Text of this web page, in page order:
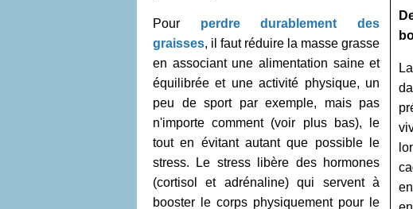
Pour perdre durablement des
graisses, il faut réduire la masse grasse
en associant une alimentation saine et
équilibrée et une activité physique, un
peu de sport par exemple, mais pas
n'importe comment (voir plus bas), le
tout en évitant autant que possible le
stress. Le stress libère des hormones
(cortisol et adrénaline) qui servent à
booster le corps physiquement pour le